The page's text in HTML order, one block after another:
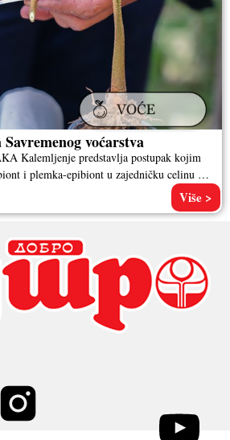
Savremenog voćarstva
Kalemljenje predstavlja postupak kojim
i plemka-epibiont u zajedničku celinu –
Više >